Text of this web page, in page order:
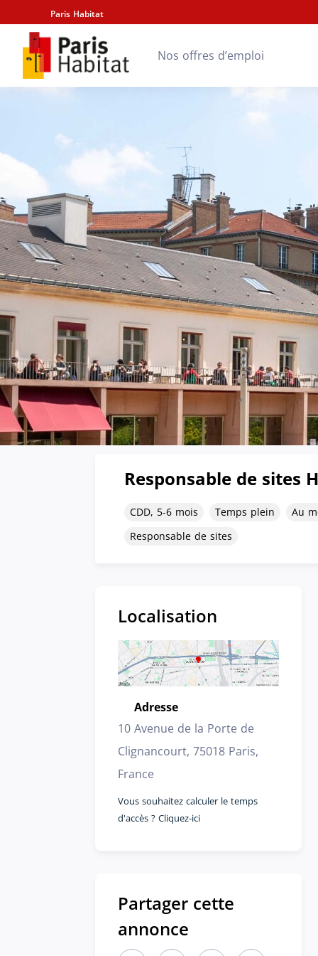
Paris Habitat
Nos offres d’emploi
Responsable de sites
CDD, 5-6 mois Temps plein Au
Responsable de sites
Localisation
Emplacement
Adresse
10 Avenue de la Porte de
Clignancourt, 75018 Paris,
France
Vous souhaitez calculer le temps
d'accès ? Cliquez-ici
Partager cette
annonce